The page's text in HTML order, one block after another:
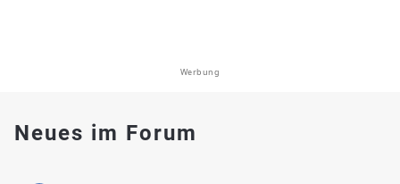
Werbung
Neues im Forum